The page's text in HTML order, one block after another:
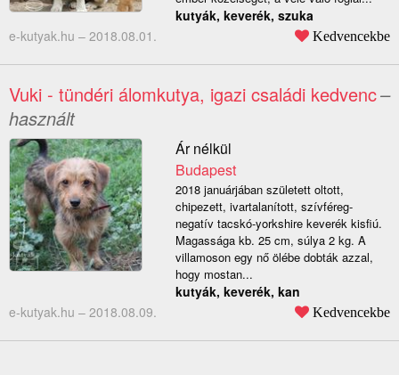
kutyák, keverék, szuka
e-kutyak.hu – 2018.08.01. Kedvencekbe
Vuki - tündéri álomkutya, igazi családi kedvenc–
használt
Ár nélkül
Budapest
2018 januárjában született oltott,
chipezett, ivartalanított, szívféreg-
negatív tacskó-yorkshire keverék kisfiú.
Magassága kb. 25 cm, súlya 2 kg. A
villamoson egy nő ölébe dobták azzal,
hogy mostan...
kutyák, keverék, kan
e-kutyak.hu – 2018.08.09. Kedvencekbe